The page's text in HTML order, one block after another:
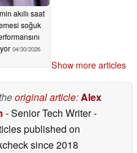
akıllı saat
soğuk
04/30/2026
Show more articles
original article:Alex
- Senior Tech Writer-
published on
since 2018